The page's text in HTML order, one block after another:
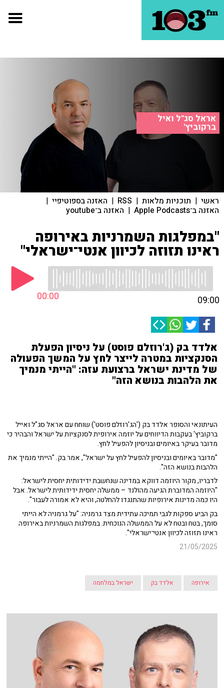
אראל סג"ל ואיל
ברקוביץ'
ראשי | תוכניות מלאות |
RSS
| האזנה בספוטיפיי |
האזנה ב־Apple Podcasts | האזנה ב־youtube
"במפלגות השמרניות באירופה
ראינו תזוזה לכיוון אנטי־ישראלי"
00:00 09:00
אלדד בק (ג'רוזלם פוסט) על ניסיון הפעלת
הסנקציות במטרה לייצר לחץ על המשך הפעולה
של מדינת ישראל ברצועת עזה: "הייתי מנמיך
את הלהבות בנושא הזה"
העיתונאי והסופר אלדד בק ('הג'רוזלם פוסט') שוחח עם אראל סג"ל ואייל
ברקוביץ' בעקבות הדיווחים על יוזמה אירופית לסנקציות על ישראל והבהיר כי
מדובר בעיקר באיומים ובניסיון להפעיל לחץ.
"מדובר באיומים ובניסיון להפעיל לחץ על ישראל", אמר בק. "הייתי מנמיך את
הלהבות בנושא הזה".
לדבריו, מקור היוזמה דווקא במדינה שנחשבת ידידותית יחסית לישראל:
"היוזמה המדוברת הגיעה מהולנד – ממשלה יחסית ידידותית לישראל. אבל
היו כמה מדינות אירופיות שהתנגדו להחלטה, והיא לא אמורה לעבור".
בק הביע ספקות לגבי תמיכה עתידית מצד גרמניה: "על גרמניה לא הייתי
סומך, בטח ובטח לא על הממשלה הנוכחית. במפלגות השמרניות באירופה
ראינו תזוזה לכיוון אנטי־ישראלי".
21/05/2025
אירופה אלדד בק ישראל במלחמה